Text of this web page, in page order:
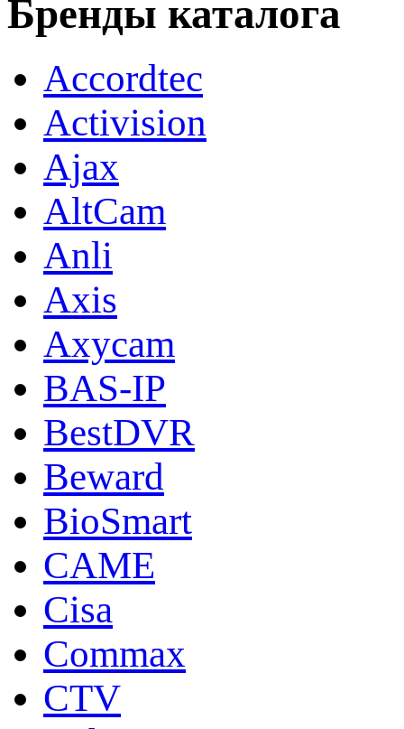
Бренды каталога
Accordtec
Activision
Ajax
AltCam
Anli
Axis
Axycam
BAS-IP
BestDVR
Beward
BioSmart
CAME
Cisa
Commax
CTV